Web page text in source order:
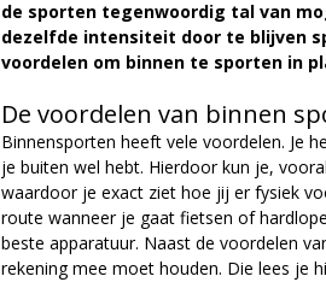
r
M
a
g
a
z
de sporten tegenwoordig tal van
dezelfde intensiteit door te blijven
voordelen om binnen te sporten in
De voordelen van binnen
Binnensporten heeft vele voordelen. Je
je buiten wel hebt. Hierdoor kun je,
waardoor je exact ziet hoe jij er fysiek
route wanneer je gaat fietsen of
beste apparatuur. Naast de voordelen
rekening mee moet houden. Die lees je